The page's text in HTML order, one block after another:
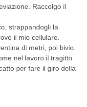
Raccolgo il
strappandogli la
il mio cellulare.
di metri, poi bivio.
nel lavoro il tragitto
per fare il giro della